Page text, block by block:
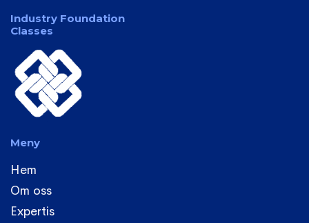
Industry Foundation
Classes
Meny
Hem
Om oss
Expertis